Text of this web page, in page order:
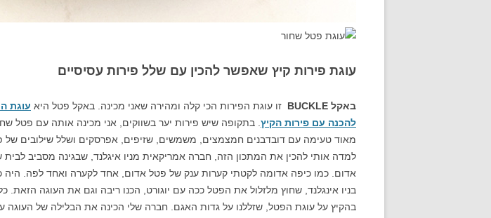
עוגת פירות קיץ שאפשר להכין עם שלל פירות עסיסיים
באקל BUCKLE זו עוגת הפירות הכי קלה ומהירה שאני מכינה. באקל פטל היא עוגת
להכנה עם פירות הקיץ . בתקופה שיש פירות יער בשווקים, אני מכינה אותה עם פטל
מאוד טעימה עם דובדבנים חמצמצים, משמשים, שזיפים, אפרסקים ושלל שילובים של
למדה אותי להכין את המתכון הזה, חברה אמריקאית מניו איגלנד, שבגינה מסביב
אדום. כמו כיפה אדומה לקטתי קערות ענק של פטל אדום, אחד לקערה ואחד לפה. היה
בניו אינגלנד, שחוץ מלזלול את הפטל ככה עם יוגורט, הכנו ריבה וגם את העוגה הזאת.
בהקיץ על עוגת הפטל, שזללנו על גדות האגם. חברה שלי הכינה את הבלילה של העוגה